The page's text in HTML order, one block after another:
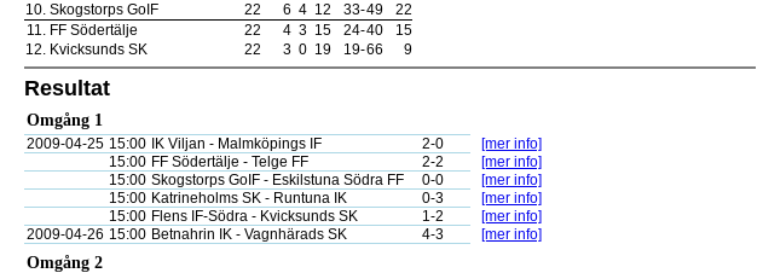
10. Skogstorps GoIF 22 6 4 12 33-49
22
11. FF Södertälje 22 4 3 15 24-40
15
12. Kvicksunds SK 22 3 0 19 19-66 9
Resultat
Omgång 1
2009-04-25 15:00 IK Viljan - Malmköpings IF 2-0
[mer info]
15:00 FF Södertälje - Telge FF 2-2
[mer info]
15:00 Skogstorps GoIF - Eskilstuna Södra FF 0-0
[mer info]
15:00 Katrineholms SK - Runtuna IK 0-3
[mer info]
15:00 Flens IF-Södra - Kvicksunds SK 1-2
[mer info]
2009-04-26 15:00 Betnahrin IK - Vagnhärads SK 4-3 [mer info]
Omgång 2